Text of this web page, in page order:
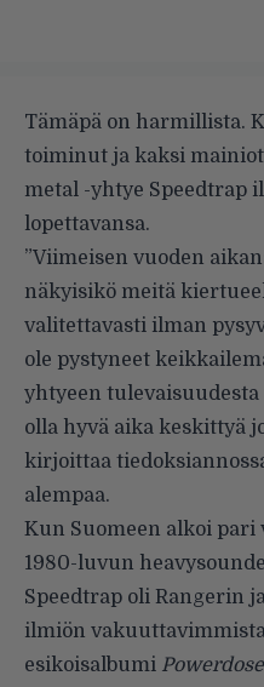
Tämäpä on harmillista.
toiminut ja kaksi
metal -yhtye Speedtrap
lopettavansa.
”Viimeisen vuoden
näkyisikö meitä
valitettavasti ilman
ole pystyneet
yhtyeen
olla hyvä aika keskittyä
kirjoittaa
alempaa.
Kun Suomeen alkoi
1980-luvun
Speedtrap oli Rangerin
ilmiön
esikoisalbumi Powerdose